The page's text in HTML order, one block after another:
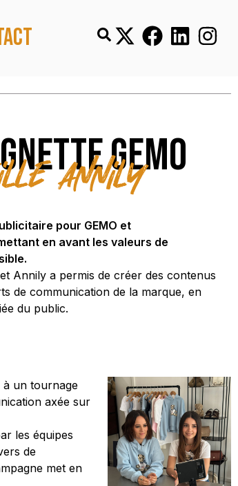
GEMO
Annily
pour GEMO et
en avant les valeurs de
Annily a permis de créer des contenus
de communication de la marque, en
du public.
à un tournage
axée sur
les équipes
de
met en